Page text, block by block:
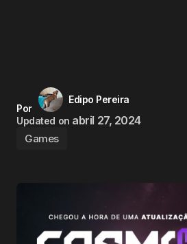
Por
Edipo Pereira
Updated on abril 27, 2024
Games